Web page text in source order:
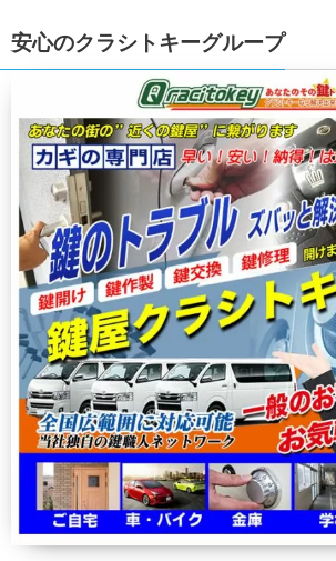
安心のクラシトキーグループ